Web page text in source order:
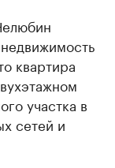
квартира
участка в
сетей и